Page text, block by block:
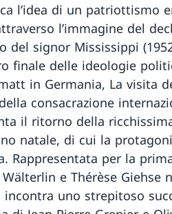
l’idea di un patriottismo
l’immagine del
del signor Mississippi
finale delle ideologie
in Germania, La visita
consacrazione
il ritorno della
natale, di cui la
Rappresentata per la
e Thérèse Giehse
incontra uno strepitoso